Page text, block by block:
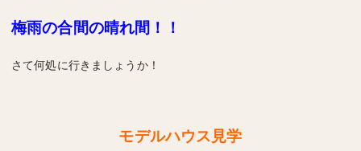
梅雨の合間の晴れ間！！
さて何処に行きましょうか！
モデルハウス見学